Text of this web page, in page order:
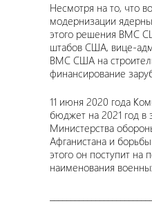
Несмотря на то, что
модернизации
этого решения ВМС
штабов США, вице-
ВМС США на
финансирование
11 июня 2020 года
бюджет на 2021 год
Министерства
Афганистана и
этого он поступит
наименования